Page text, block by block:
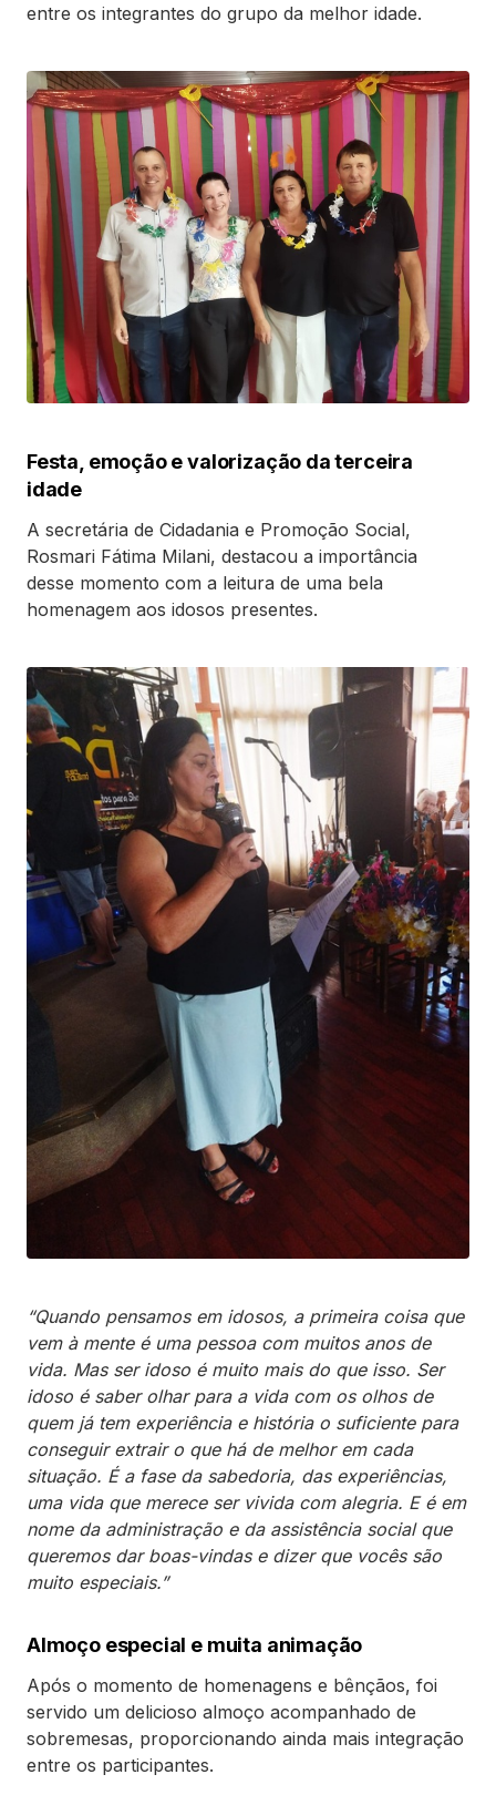
entre os integrantes do grupo da melhor idade.
Festa, emoção e valorização da terceira
idade
A secretária de Cidadania e Promoção Social,
Rosmari Fátima Milani, destacou a importância
desse momento com a leitura de uma bela
homenagem aos idosos presentes.
“Quando pensamos em idosos, a primeira coisa que
vem à mente é uma pessoa com muitos anos de
vida. Mas ser idoso é muito mais do que isso. Ser
idoso é saber olhar para a vida com os olhos de
quem já tem experiência e história o suficiente para
conseguir extrair o que há de melhor em cada
situação. É a fase da sabedoria, das experiências,
uma vida que merece ser vivida com alegria. E é em
nome da administração e da assistência social que
queremos dar boas-vindas e dizer que vocês são
muito especiais.”
Almoço especial e muita animação
Após o momento de homenagens e bênçãos, foi
servido um delicioso almoço acompanhado de
sobremesas, proporcionando ainda mais integração
entre os participantes.